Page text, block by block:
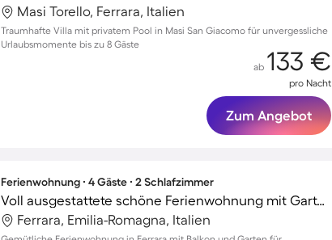
Masi Torello, Ferrara, Italien
Traumhafte Villa mit privatem Pool in Masi San Giacomo für unvergessliche
Urlaubsmomente bis zu 8 Gäste
ab 133 €
pro Nacht
Zum Angebot
Ferienwohnung ∙ 4 Gäste ∙ 2 Schlafzimmer
Voll ausgestattete schöne Ferienwohnung mit Garten und Terrasse | Stadtblick | Hunde erlaubt
Ferrara, Emilia-Romagna, Italien